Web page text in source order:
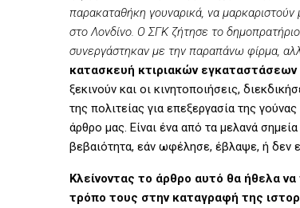
παρακαταθήκη γουναρικά, να
στο Λονδίνο. Ο ΣΓΚ ζήτησε το δημοπρατήριο
συνεργάστηκαν με την παραπάνω φίρμα,
κατασκευή κτιριακών
ξεκινούν και οι κινητοποιήσεις,
της πολιτείας για επεξεργασία της
άρθρο μας. Είναι ένα από τα μελανά
βεβαιότητα, εάν ωφέλησε, έβλαψε, ή δεν
Κλείνοντας το άρθρο αυτό θα ήθελα
τρόπο τους στην καταγραφή της